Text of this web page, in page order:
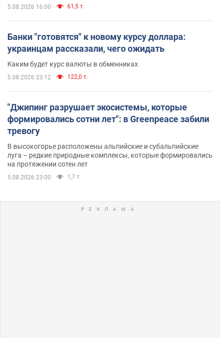
5.08.2026 16:00 61,5 т.
Банки "готовятся" к новому курсу доллара:
украинцам рассказали, чего ожидать
Каким будет курс валюты в обменниках
5.08.2026 23:12 122,0 т.
"Джипинг разрушает экосистемы, которые
формировались сотни лет": в Greenpeace забили
тревогу
В высокогорье расположены альпийские и субальпийские
луга – редкие природные комплексы, которые формировались
на протяжении сотен лет
5.08.2026 23:00 1,7 т.